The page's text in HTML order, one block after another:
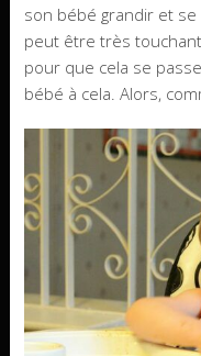
son bébé grandir et
peut être très
pour que cela se
bébé à cela. Alors,